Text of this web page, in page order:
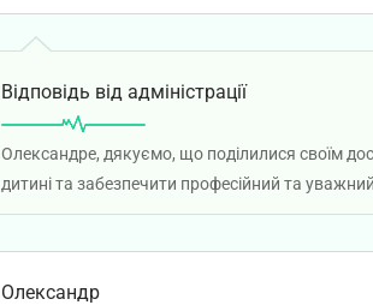
Відповідь від адміністрації
Олександре, дякуємо, що поділилися своїм
дитині та забезпечити професійний та
Олександр